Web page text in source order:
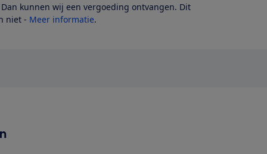
kunnen wij een vergoeding ontvangen. Dit
niet - Meer informatie.